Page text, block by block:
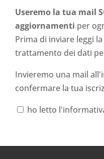
Useremo la tua mail
aggiornamenti per
Prima di inviare leggi
trattamento dei dati
Invieremo una mail
confermare la tua
ho letto